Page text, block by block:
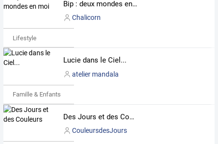
Bip : deux mondes en moi
Chalicorn
Lifestyle
Lucie dans le Ciel...
atelier mandala
Famille & Enfants
Des Jours et des Couleurs
CouleursdesJours